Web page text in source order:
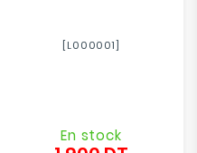
[L000001]
En stock